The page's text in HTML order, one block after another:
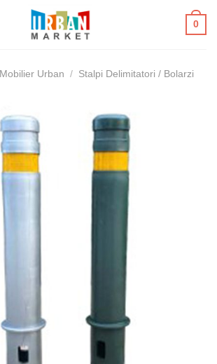
0
Mobilier Urban / Stalpi Delimitatori / Bolarzi